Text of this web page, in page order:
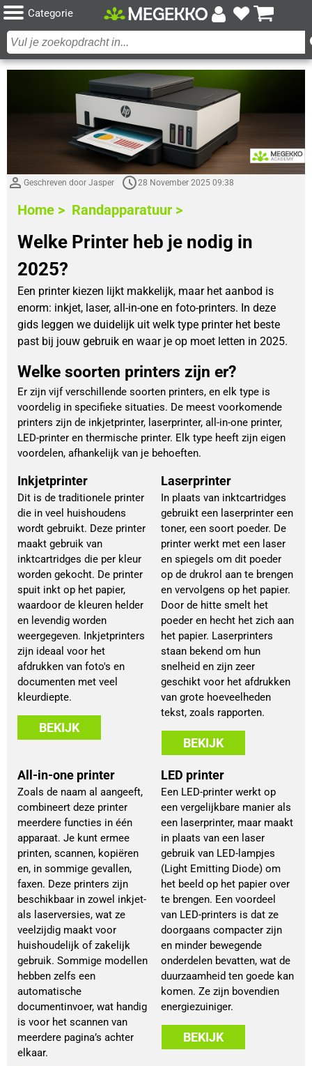
Categorie
Geschreven door Jasper 28 November 2025 09:38
Home > Randapparatuur >
Welke Printer heb je nodig in
2025?
Een printer kiezen lijkt makkelijk, maar het aanbod is
enorm: inkjet, laser, all-in-one en foto-printers. In deze
gids leggen we duidelijk uit welk type printer het beste
past bij jouw gebruik en waar je op moet letten in 2025.
Welke soorten printers zijn er?
Er zijn vijf verschillende soorten printers, en elk type is
voordelig in specifieke situaties. De meest voorkomende
printers zijn de inkjetprinter, laserprinter, all-in-one printer,
LED-printer en thermische printer. Elk type heeft zijn eigen
voordelen, afhankelijk van je behoeften.
Inkjetprinter
Dit is de traditionele printer
die in veel huishoudens
wordt gebruikt. Deze printer
maakt gebruik van
inktcartridges die per kleur
worden gekocht. De printer
spuit inkt op het papier,
waardoor de kleuren helder
en levendig worden
weergegeven. Inkjetprinters
zijn ideaal voor het
afdrukken van foto's en
documenten met veel
kleurdiepte.
BEKIJK
Laserprinter
In plaats van inktcartridges
gebruikt een laserprinter een
toner, een soort poeder. De
printer werkt met een laser
en spiegels om dit poeder
op de drukrol aan te brengen
en vervolgens op het papier.
Door de hitte smelt het
poeder en hecht het zich aan
het papier. Laserprinters
staan bekend om hun
snelheid en zijn zeer
geschikt voor het afdrukken
van grote hoeveelheden
tekst, zoals rapporten.
BEKIJK
All-in-one printer
Zoals de naam al aangeeft,
combineert deze printer
meerdere functies in één
apparaat. Je kunt ermee
printen, scannen, kopiëren
en, in sommige gevallen,
faxen. Deze printers zijn
beschikbaar in zowel inkjet-
als laserversies, wat ze
veelzijdig maakt voor
huishoudelijk of zakelijk
gebruik. Sommige modellen
hebben zelfs een
automatische
documentinvoer, wat handig
is voor het scannen van
meerdere pagina’s achter
elkaar.
LED printer
Een LED-printer werkt op
een vergelijkbare manier als
een laserprinter, maar maakt
in plaats van een laser
gebruik van LED-lampjes
(Light Emitting Diode) om
het beeld op het papier over
te brengen. Een voordeel
van LED-printers is dat ze
doorgaans compacter zijn
en minder bewegende
onderdelen bevatten, wat de
duurzaamheid ten goede kan
komen. Ze zijn bovendien
energiezuiniger.
BEKIJK